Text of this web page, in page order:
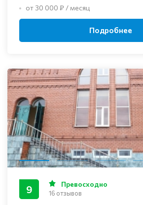
от 30 000 ₽ / месяц
Подробнее
9 Превосходно
16 отзывов